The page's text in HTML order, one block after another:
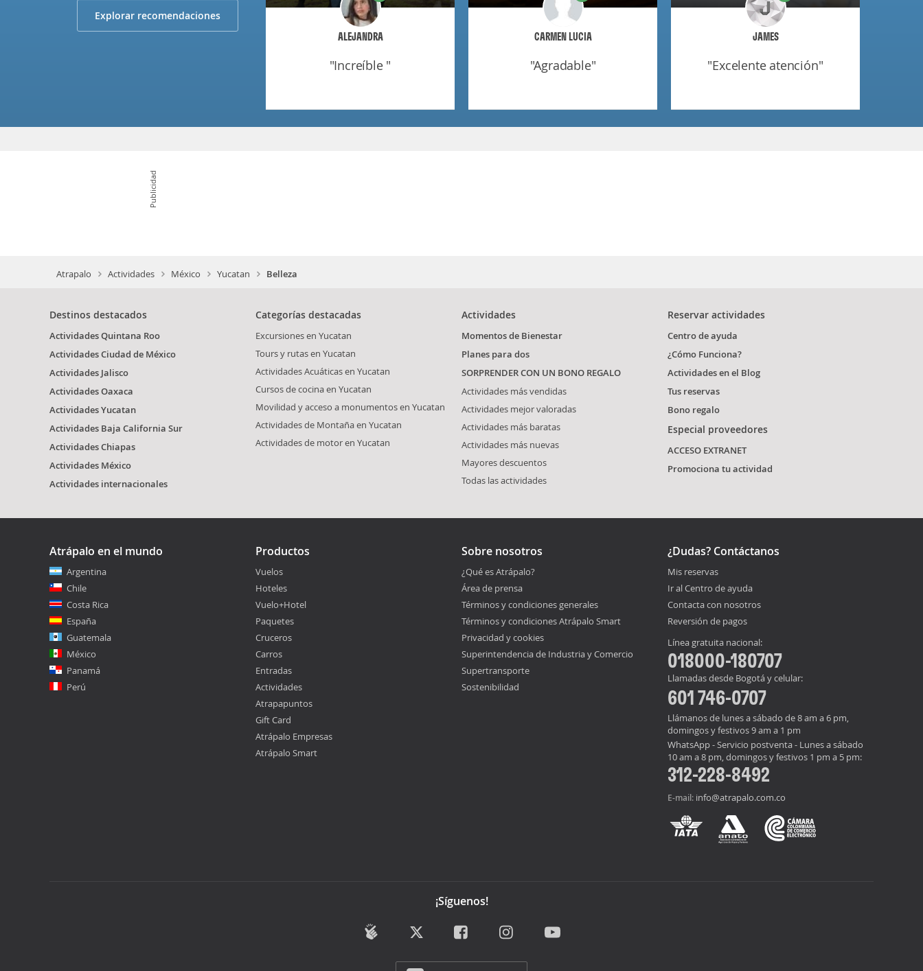
ALEJANDRA
"increíble "
CARMEN LUCIA
"agradable"
JAMES
"excelente atención"
Explorar recomendaciones
Publicidad
Atrapalo Actividades México Yucatan Belleza
Destinos destacados
Actividades Quintana Roo
Actividades Ciudad de México
Actividades Jalisco
Actividades Oaxaca
Actividades Yucatan
Actividades Baja California Sur
Actividades Chiapas
Actividades México
Actividades internacionales
Categorías destacadas
Excursiones en Yucatan
Tours y rutas en Yucatan
Actividades Acuáticas en Yucatan
Cursos de cocina en Yucatan
Movilidad y acceso a monumentos en Yucatan
Actividades de Montaña en Yucatan
Actividades de motor en Yucatan
Actividades
Momentos de Bienestar
Planes para dos
SORPRENDER CON UN BONO REGALO
Actividades más vendidas
Actividades mejor valoradas
Actividades más baratas
Actividades más nuevas
Mayores descuentos
Todas las actividades
Reservar actividades
Centro de ayuda
¿Cómo Funciona?
Actividades en el Blog
Tus reservas
Bono regalo
Especial proveedores
ACCESO EXTRANET
Promociona tu actividad
Atrápalo en el mundo
Argentina
Chile
Costa Rica
España
Guatemala
México
Panamá
Perú
Productos
Vuelos
Hoteles
Vuelo+Hotel
Paquetes
Cruceros
Carros
Entradas
Actividades
Atrapapuntos
Gift Card
Atrápalo Empresas
Atrápalo Smart
Sobre nosotros
¿Qué es Atrápalo?
Área de prensa
Términos y condiciones generales
Términos y condiciones Atrápalo Smart
Privacidad y cookies
Superintendencia de Industria y Comercio
Supertransporte
Sostenibilidad
¿Dudas? Contáctanos
Mis reservas
Ir al Centro de ayuda
Contacta con nosotros
Reversión de pagos
Línea gratuita nacional:
018000-180707
Llamadas desde Bogotá y celular:
601 746-0707
Llámanos de lunes a sábado de 8 am a 6 pm,
domingos y festivos 9 am a 1 pm
WhatsApp - Servicio postventa - Lunes a sábado
10 am a 8 pm, domingos y festivos 1 pm a 5 pm:
312-228-8492
E-mail: info@atrapalo.com.co
¡Síguenos!